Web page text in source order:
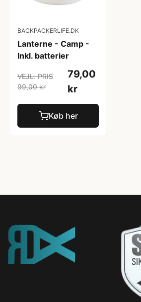
BACKPACKERLIFE.DK
Lanterne - Camp -
Inkl. batterier
VEJL. PRIS
99,00 kr
79,00
kr
Køb her